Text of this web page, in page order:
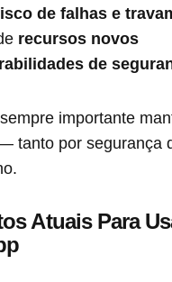
de falhas e
recursos novos
de
importante
tanto por segurança
Atuais Para